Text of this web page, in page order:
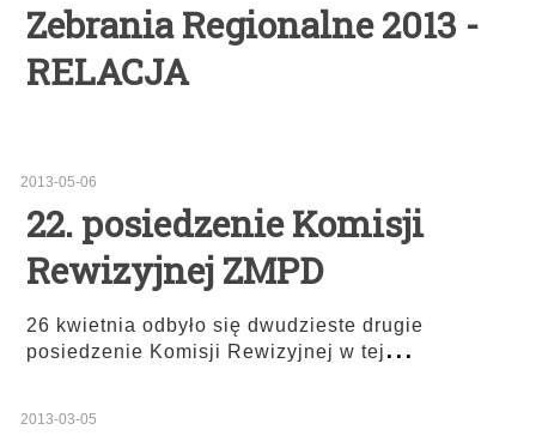
Zebrania Regionalne 2013 -
RELACJA
2013-05-06
22. posiedzenie Komisji
Rewizyjnej ZMPD
26 kwietnia odbyło się dwudzieste drugie
posiedzenie Komisji Rewizyjnej w tej...
2013-03-05